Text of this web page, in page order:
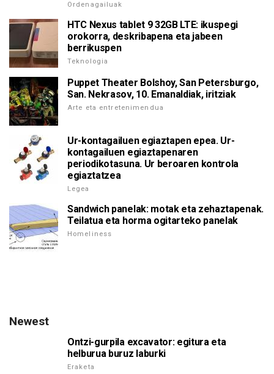
Ordenagailuak
HTC Nexus tablet 9 32GB LTE: ikuspegi
orokorra, deskribapena eta jabeen
berrikuspen
Teknologia
Puppet Theater Bolshoy, San Petersburgo,
San. Nekrasov, 10. Emanaldiak, iritziak
Arte eta entretenimendua
Ur-kontagailuen egiaztapen epea. Ur-
kontagailuen egiaztapenaren
periodikotasuna. Ur beroaren kontrola
egiaztatzea
Legea
Sandwich panelak: motak eta zehaztapenak.
Teilatua eta horma ogitarteko panelak
Homeliness
Newest
Ontzi-gurpila excavator: egitura eta
helburua buruz laburki
Eraketa